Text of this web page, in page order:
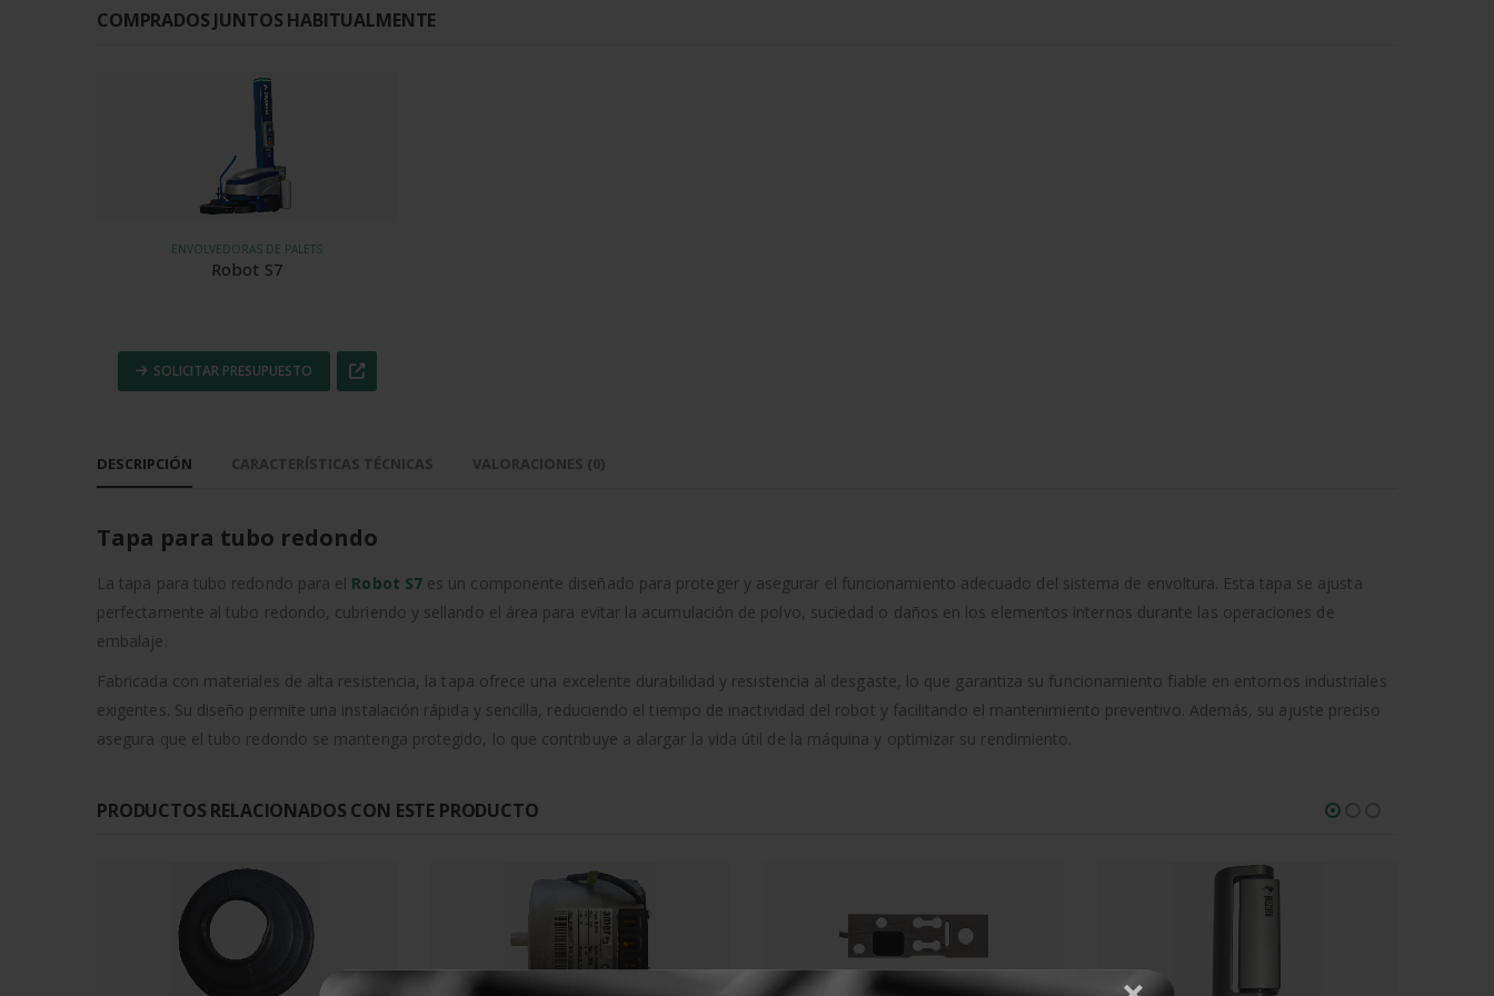
COMPRADOS JUNTOS HABITUALMENTE
ENVOLVEDORAS DE PALETS
Robot S7
SOLICITAR PRESUPUESTO
DESCRIPCIÓN CARACTERÍSTICAS TÉCNICAS VALORACIONES (0)
Tapa para tubo redondo
La tapa para tubo redondo para el Robot S7es un componente diseñado para proteger y asegurar el funcionamiento adecuado del sistema de envoltura. Esta tapa se ajusta
perfectamente al tubo redondo, cubriendo y sellando el área para evitar la acumulación de polvo, suciedad o daños en los elementos internos durante las operaciones de
embalaje.
Fabricada con materiales de alta resistencia, la tapa ofrece una excelente durabilidad y resistencia al desgaste, lo que garantiza su funcionamiento fiable en entornos industriales
exigentes. Su diseño permite una instalación rápida y sencilla, reduciendo el tiempo de inactividad del robot y facilitando el mantenimiento preventivo. Además, su ajuste preciso
asegura que el tubo redondo se mantenga protegido, lo que contribuye a alargar la vida útil de la máquina y optimizar su rendimiento.
PRODUCTOS RELACIONADOS CON ESTE PRODUCTO